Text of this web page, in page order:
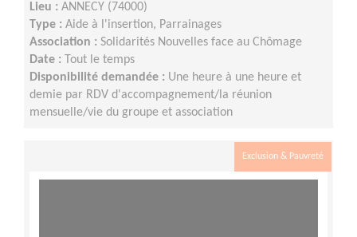
Lieu : ANNECY (74000)
Type : Aide à l'insertion, Parrainages
Association : Solidarités Nouvelles face au Chômage
Date :
Tout le temps
Disponibilité demandée : Une heure à une heure et
demie par RDV d'accompagnement/la réunion
mensuelle/vie du groupe et association
Exclusion & Pauvreté